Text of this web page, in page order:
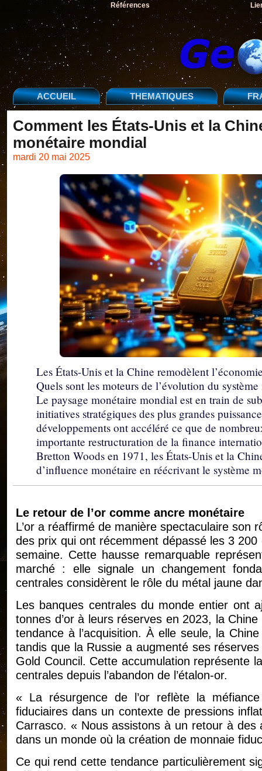
Références
ACCUEIL THEMATIQUES
Comment les États-Unis et la
monétaire mondial
mardi 20 mai 2025
Les États-Unis et la Chine remodèlent
Quels sont les moteurs de l’évolution du
Le paysage monétaire mondial est en train de
initiatives stratégiques des plus grandes
développements ont accéléré ce que de
importante restructuration de la finance
Bretton Woods en 1971, les États-Unis et la
d’influence monétaire en réécrivant le système
Le retour de l’or comme ancre monétaire
L’or a réaffirmé de manière spectaculaire son
des prix qui ont récemment dépassé les 3
semaine. Cette hausse remarquable
marché : elle signale un changement
centrales considèrent le rôle du métal jaune
Les banques centrales du monde entier ont
tonnes d’or à leurs réserves en 2023, la
tendance à l’acquisition. À elle seule, la
tandis que la Russie a augmenté ses
Gold Council. Cette accumulation représente
centrales depuis l’abandon de l’étalon-or.
« La résurgence de l’or reflète la
fiduciaires dans un contexte de pressions
Carrasco. « Nous assistons à un retour à des
dans un monde où la création de monnaie
Ce qui rend cette tendance particulièrement